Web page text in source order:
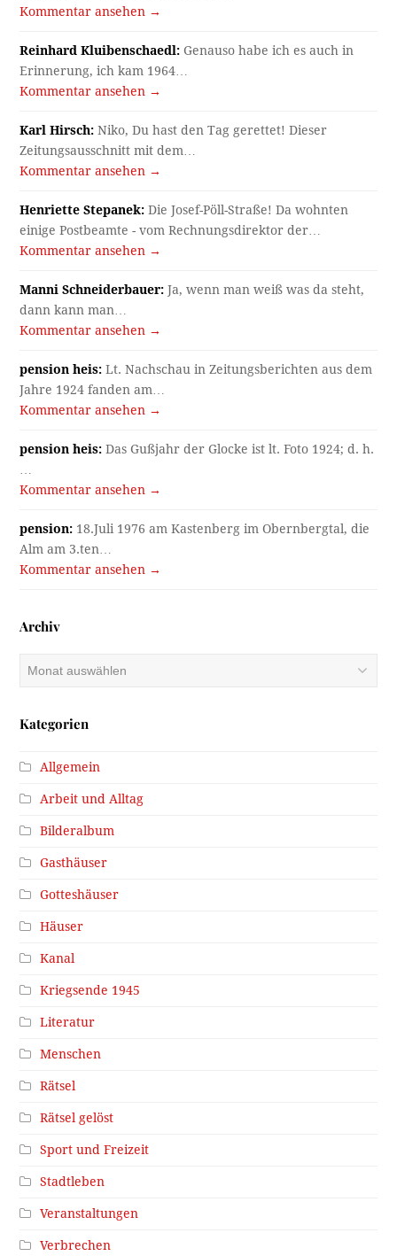
Kommentar ansehen →
Reinhard Kluibenschaedl: Genauso habe ich es auch in
Erinnerung, ich kam 1964…
Kommentar ansehen →
Karl Hirsch: Niko, Du hast den Tag gerettet! Dieser
Zeitungsausschnitt mit dem…
Kommentar ansehen →
Henriette Stepanek: Die Josef-Pöll-Straße! Da wohnten
einige Postbeamte - vom Rechnungsdirektor der…
Kommentar ansehen →
Manni Schneiderbauer: Ja, wenn man weiß was da steht,
dann kann man…
Kommentar ansehen →
pension heis: Lt. Nachschau in Zeitungsberichten aus dem
Jahre 1924 fanden am…
Kommentar ansehen →
pension heis: Das Gußjahr der Glocke ist lt. Foto 1924; d. h.
…
Kommentar ansehen →
pension: 18.Juli 1976 am Kastenberg im Obernbergtal, die
Alm am 3.ten…
Kommentar ansehen →
Archiv
Archiv
Kategorien
Allgemein
Arbeit und Alltag
Bilderalbum
Gasthäuser
Gotteshäuser
Häuser
Kanal
Kriegsende 1945
Literatur
Menschen
Rätsel
Rätsel gelöst
Sport und Freizeit
Stadtleben
Veranstaltungen
Verbrechen